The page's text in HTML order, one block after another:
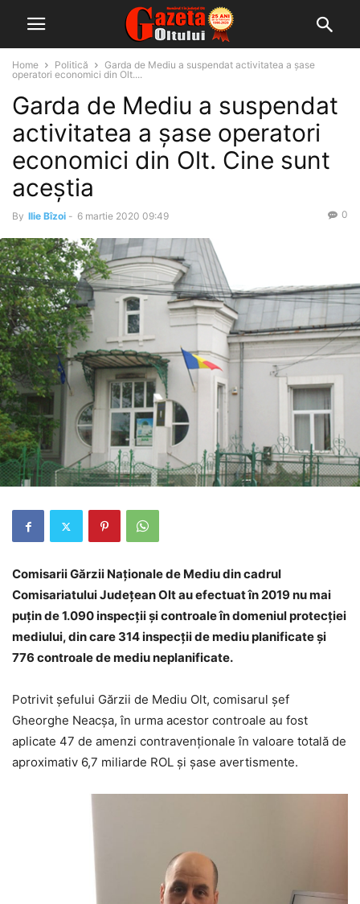
Home Politică
Garda de Mediu a suspendat activitatea a șase
operatori economici din Olt....
Garda de Mediu a suspendat
activitatea a șase operatori
economici din Olt. Cine sunt
aceștia
By Ilie Bîzoi - 6 martie 2020 09:49 0
Comisarii Gărzii Naţionale de Mediu din cadrul
Comisariatului Judeţean Olt au efectuat în 2019 nu mai
puțin de 1.090 inspecţii şi controale în domeniul protecţiei
mediului, din care 314 inspecţii de mediu planificate şi
776 controale de mediu neplanificate.
Potrivit șefului Gărzii de Mediu Olt, comisarul șef
Gheorghe Neacșa, în urma acestor controale au fost
aplicate 47 de amenzi contravenționale în valoare totală de
aproximativ 6,7 miliarde ROL și șase avertismente.